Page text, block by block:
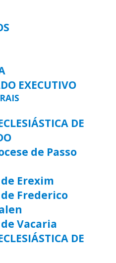
EXECUTIVO
DE
de Passo
Erexim
Frederico
Vacaria
DE